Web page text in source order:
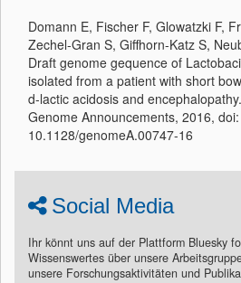
Domann E, Fischer F, Glowatzki F,
Zechel-Gran S, Giffhorn-Katz S,
Draft genome gequence of
isolated from a patient with short
d-lactic acidosis and encephalopathy.
Genome Announcements, 2016, doi:
10.1128/genomeA.00747-16
Social Media
Ihr könnt uns auf der Plattform Bluesky
Wissenswertes über unsere
unsere Forschungsaktivitäten und